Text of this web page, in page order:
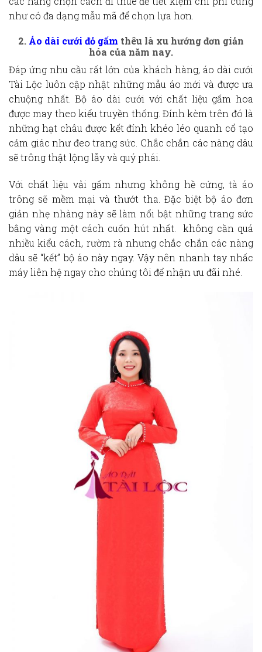
như có đa dạng mẫu mã để chọn lựa hơn.
2. Áo dài cưới đỏ gấm thêu là xu hướng đơn giản
hóa của năm nay.
Đáp ứng nhu cầu rất lớn của khách hàng, áo dài cưới
Tài Lộc luôn cập nhật những mẫu áo mới và được ưa
chuộng nhất. Bộ áo dài cưới với chất liệu gấm hoa
được may theo kiểu truyền thống. Đính kèm trên đó là
những hạt châu được kết đính khéo léo quanh cổ tạo
cảm giác như đeo trang sức. Chắc chắn các nàng dâu
sẽ trông thật lộng lẫy và quý phái.
Với chất liệu vải gấm nhưng không hề cứng, tà áo
trông sẽ mềm mại và thướt tha. Đặc biệt bộ áo đơn
giản nhẹ nhàng này sẽ làm nổi bật những trang sức
bằng vàng một cách cuốn hút nhất. không cần quá
nhiều kiểu cách, rườm rà nhưng chắc chắn các nàng
dâu sẽ “kết” bộ áo này ngay. Vậy nên nhanh tay nhấc
máy liên hệ ngay cho chúng tôi để nhận ưu đãi nhé.